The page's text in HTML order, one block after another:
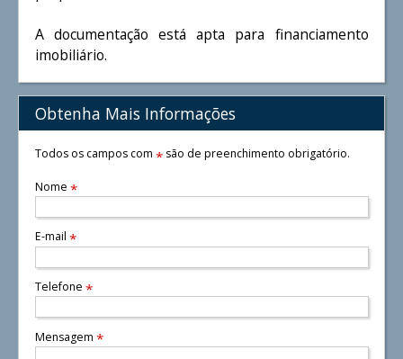
A documentação está apta para financiamento
imobiliário.
Obtenha Mais Informações
Todos os campos com *são de preenchimento obrigatório.
Nome *
E-mail *
Telefone *
Mensagem *